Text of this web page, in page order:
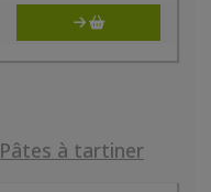
Pâtes à tartiner